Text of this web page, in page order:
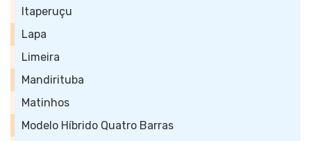
Itaperuçu
Lapa
Limeira
Mandirituba
Matinhos
Modelo Híbrido Quatro Barras